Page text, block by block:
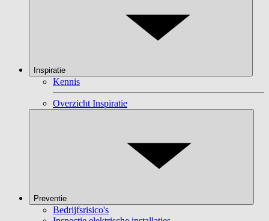
Inspiratie
Kennis
Overzicht Inspiratie
Preventie
Bedrijfsrisico's